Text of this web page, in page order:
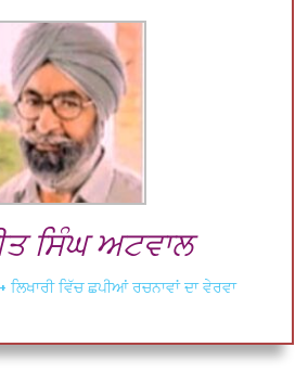
ਸਿੰਘ ਅਟਵਾਲ
+ ਲਿਖਾਰੀ ਵਿੱਚ ਛਪੀਆਂ ਰਚਨਾਵਾਂ ਦਾ ਵੇਰਵਾ